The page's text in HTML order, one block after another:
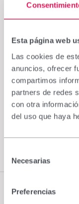
Esta página web
Las cookies de
anuncios, ofrecer
compartimos
partners de redes
con otra
del uso que haya
consentimiento
Necesarias
Preferencias
(4)
Bitzer J, Sultan
2014;30(8):542-
https://
comentario-
(6)
“Sucrosomial®
Brilli, Germano